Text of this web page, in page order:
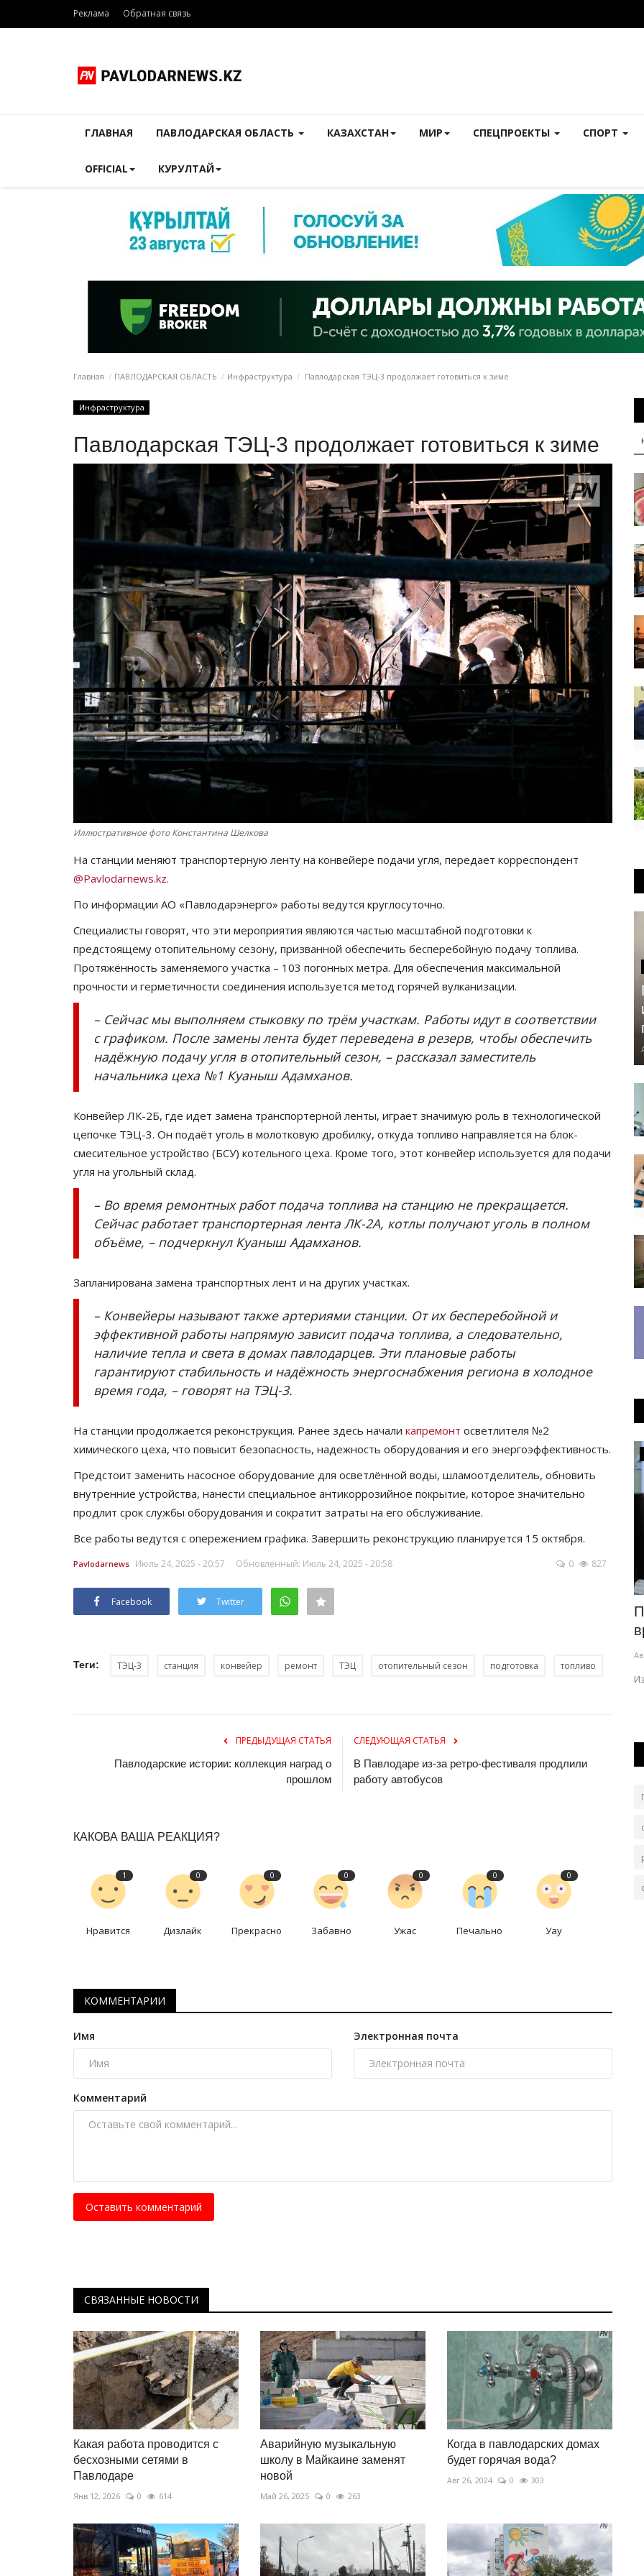
Реклама Обратная связь
ГЛАВНАЯ ПАВЛОДАРСКАЯ ОБЛАСТЬ КАЗАХСТАН МИР СПЕЦПРОЕКТЫ СПОРТ
OFFICIAL КУРУЛТАЙ
Главная ПАВЛОДАРСКАЯ ОБЛАСТЬ Инфраструктура Павлодарская ТЭЦ-3 продолжает готовиться к зиме
Инфраструктура
Павлодарская ТЭЦ-3 продолжает готовиться к зиме
Иллюстративное фото Константина Шелкова
На станции меняют транспортерную ленту на конвейере подачи угля, передает корреспондент
@Pavlodarnews.kz.
По информации АО «Павлодарэнерго» работы ведутся круглосуточно.
Специалисты говорят, что эти мероприятия являются частью масштабной подготовки к
предстоящему отопительному сезону, призванной обеспечить бесперебойную подачу топлива.
Протяжённость заменяемого участка – 103 погонных метра. Для обеспечения максимальной
прочности и герметичности соединения используется метод горячей вулканизации.
– Сейчас мы выполняем стыковку по трём участкам. Работы идут в соответствии
с графиком. После замены лента будет переведена в резерв, чтобы обеспечить
надёжную подачу угля в отопительный сезон, – рассказал заместитель
начальника цеха №1 Куаныш Адамханов.
Конвейер ЛК-2Б, где идет замена транспортерной ленты, играет значимую роль в технологической
цепочке ТЭЦ-3. Он подаёт уголь в молотковую дробилку, откуда топливо направляется на блок-
смесительное устройство (БСУ) котельного цеха. Кроме того, этот конвейер используется для подачи
угля на угольный склад.
– Во время ремонтных работ подача топлива на станцию не прекращается.
Сейчас работает транспортерная лента ЛК-2А, котлы получают уголь в полном
объёме, – подчеркнул Куаныш Адамханов.
Запланирована замена транспортных лент и на других участках.
– Конвейеры называют также артериями станции. От их бесперебойной и
эффективной работы напрямую зависит подача топлива, а следовательно,
наличие тепла и света в домах павлодарцев. Эти плановые работы
гарантируют стабильность и надёжность энергоснабжения региона в холодное
время года, – говорят на ТЭЦ-3.
На станции продолжается реконструкция. Ранее здесь начали капремонт осветлителя №2
химического цеха, что повысит безопасность, надежность оборудования и его энергоэффективность.
Предстоит заменить насосное оборудование для осветлённой воды, шламоотделитель, обновить
внутренние устройства, нанести специальное антикоррозийное покрытие, которое значительно
продлит срок службы оборудования и сократит затраты на его обслуживание.
Все работы ведутся с опережением графика. Завершить реконструкцию планируется 15 октября.
Pavlodarnews Июль 24, 2025 - 20:57 Обновленный: Июль 24, 2025 - 20:58 0 827
Facebook Twitter
Теги: ТЭЦ-3 станция конвейер ремонт ТЭЦ отопительный сезон подготовка топливо
ПРЕДЫДУЩАЯ СТАТЬЯ
Павлодарские истории: коллекция наград о
прошлом
СЛЕДУЮЩАЯ СТАТЬЯ
В Павлодаре из-за ретро-фестиваля продлили
работу автобусов
КАКОВА ВАША РЕАКЦИЯ?
1
Нравится
0
Дизлайк
0
Прекрасно
0
Забавно
0
Ужас
0
Печально
0
Уау
КОММЕНТАРИИ
Имя Электронная почта
Комментарий
Оставить комментарий
СВЯЗАННЫЕ НОВОСТИ
Какая работа проводится с
бесхозными сетями в
Павлодаре
Янв 12, 2026 0 614
Аварийную музыкальную
школу в Майкаине заменят
новой
Май 26, 2025 0 263
Когда в павлодарских домах
будет горячая вода?
Авг 26, 2024 0 303
РАЗВЛЕЧЕНИЯ
В Павлодаре Национальный день
Инфраструктура